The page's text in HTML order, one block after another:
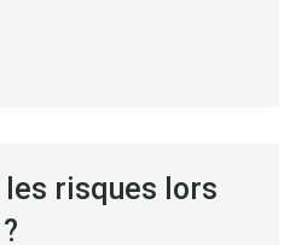
risques lors